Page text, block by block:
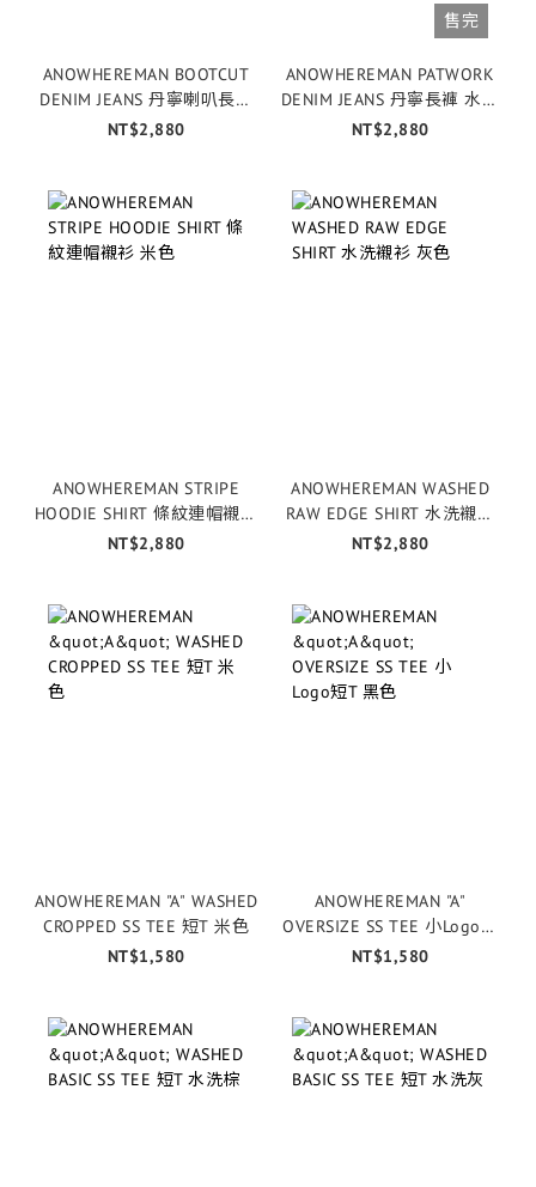
ANOWHEREMAN BOOTCUT
DENIM JEANS 丹寧喇叭長褲
水洗灰
NT$2,880
售完
ANOWHEREMAN PATWORK
DENIM JEANS 丹寧長褲 水洗
黑
NT$2,880
ANOWHEREMAN STRIPE
HOODIE SHIRT 條紋連帽襯衫
米色
NT$2,880
ANOWHEREMAN WASHED
RAW EDGE SHIRT 水洗襯衫
灰色
NT$2,880
ANOWHEREMAN "A" WASHED
CROPPED SS TEE 短T 米色
NT$1,580
ANOWHEREMAN "A"
OVERSIZE SS TEE 小Logo短
T 黑色
NT$1,580